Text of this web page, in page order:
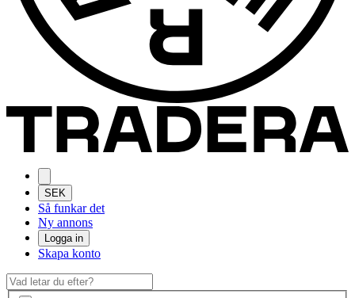
SEK
Så funkar det
Ny annons
Logga in
Skapa konto